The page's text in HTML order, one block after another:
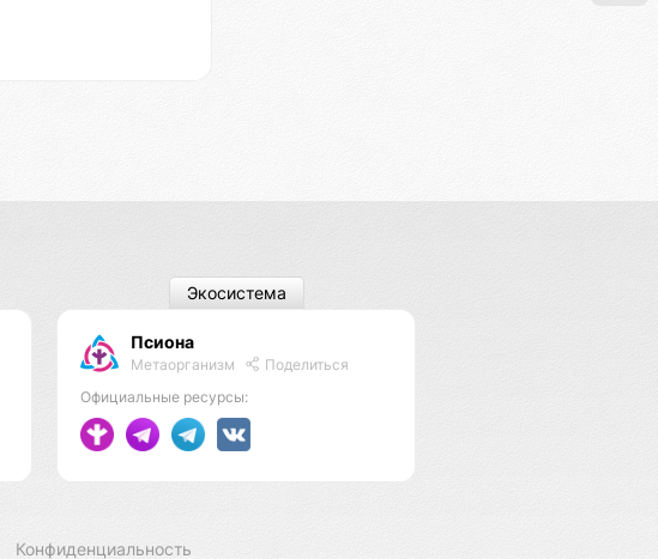
Псиона
Метаорганизм
Поделиться
Официальные ресурсы:
Экосистема
Конфиденциальность